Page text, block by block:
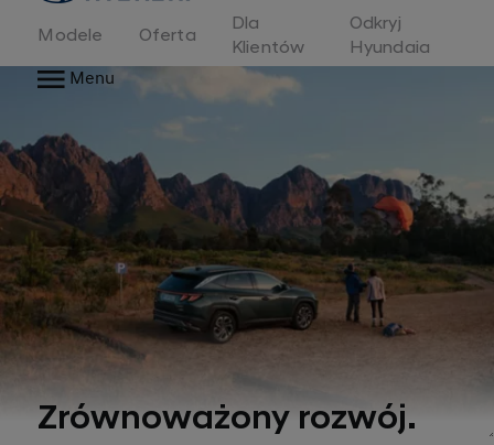
Modele Oferta
Dla
Klientów
Odkryj
Hyundaia
Menu
Zrównoważony rozwój.